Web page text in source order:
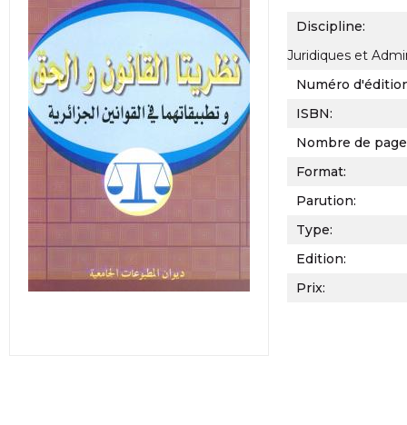
Discipline:
Juridiques et
Numéro
ISBN:
Nombre de
Format:
Parution:
Type:
Edition:
Prix: